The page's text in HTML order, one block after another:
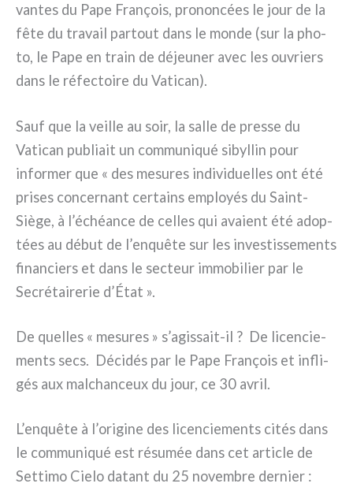
van­tes du Pape François, pro­non­cées le jour de la
fête du tra­vail par­tout dans le mon­de (sur la pho­
to, le Pape en train de déjeu­ner avec les ouvriers
dans le réfec­toi­re du Vatican).
Sauf que la veil­le au soir, la sal­le de pres­se du
Vatican publiait un com­mu­ni­qué sibyl­lin pour
infor­mer que « des mesu­res indi­vi­duel­les ont été
pri­ses con­cer­nant cer­tains employés du Saint-
Siège, à l’échéance de cel­les qui ava­ient été adop­
tées au début de l’enquête sur les inve­stis­se­men­ts
finan­ciers et dans le sec­teur immo­bi­lier par le
Secrétairerie d’État ».
De quel­les « mesu­res » s’agissait-il ? De licen­cie­
men­ts secs. Décidés par le Pape François et infli­
gés aux mal­chan­ceux du jour, ce 30 avril.
L’enquête à l’origine des licen­cie­men­ts cités dans
le com­mu­ni­qué est résu­mée dans cet arti­cle de
Settimo Cielo datant du 25 novem­bre der­nier :